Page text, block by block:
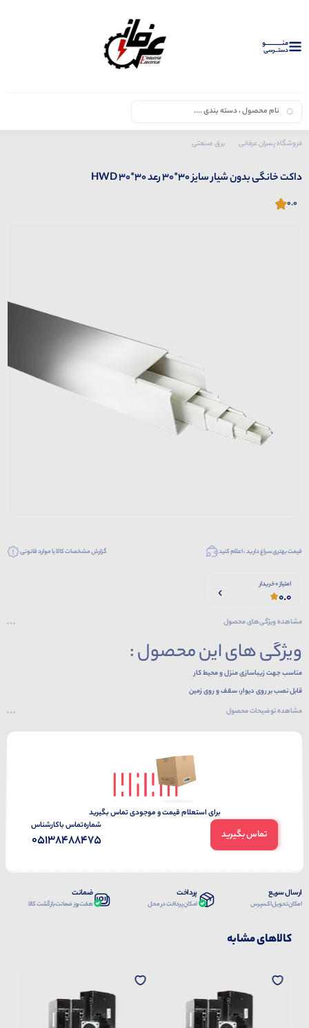
منــــــــــــو
دستــرسی
فروشگاه پسران عرفانی برق صنعتی
داکت خانگی بدون شیار سایز 30*30 رعد HWD 30*30
0.0
قیمت بهتری سراغ دارید ، اعلام کنید گزارش مشخصات کالا یا موارد قانونی
امتیاز 0 خریدار
0.0
مشاهده ویژگی‌های محصول
ویژگی های این محصول :
مناسب جهت زیباسازی منزل و محیط کار
قابل نصب بر روی دیوار، سقف و روی زمین
بدنه محکم و مقاوم در برابر گرما ساخته شده از PVC
مشاهده توضیحات محصول
برای استعلام قیمت و موجودی تماس بگیرید
تماس بگیرید
شماره‌تماس‌ با‌کارشناس
05138488475
ارسال سریع
امکان تحویل اکسپرس
پرداخت
امکان پرداخت در محل
ضمانت
هفت روز ضمانت بازگشت کالا
کالاهای مشابه